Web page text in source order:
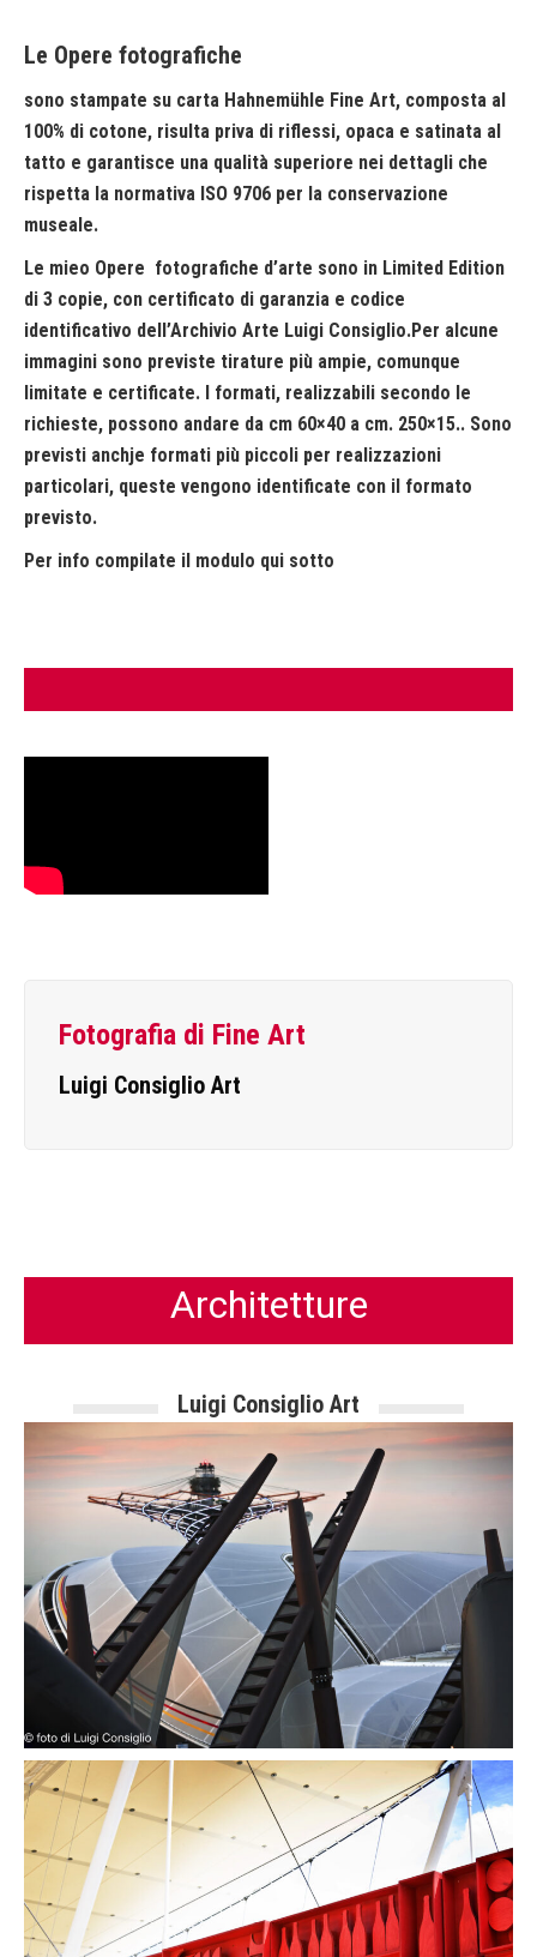
Le Opere fotografiche
sono stampate su carta Hahnemühle Fine Art, composta al
100% di cotone, risulta priva di riflessi, opaca e satinata al
tatto e garantisce una qualità superiore nei dettagli che
rispetta la normativa ISO 9706 per la conservazione
museale.
Le mieo Opere fotografiche d’arte sono in Limited Edition
di 3 copie, con certificato di garanzia e codice
identificativo dell’Archivio Arte Luigi Consiglio.Per alcune
immagini sono previste tirature più ampie, comunque
limitate e certificate. I formati, realizzabili secondo le
richieste, possono andare da cm 60×40 a cm. 250×15.. Sono
previsti anchje formati più piccoli per realizzazioni
particolari, queste vengono identificate con il formato
previsto.
Per info compilate il modulo qui sotto
Fotografia di Fine Art
Luigi Consiglio Art
Architetture
Luigi Consiglio Art